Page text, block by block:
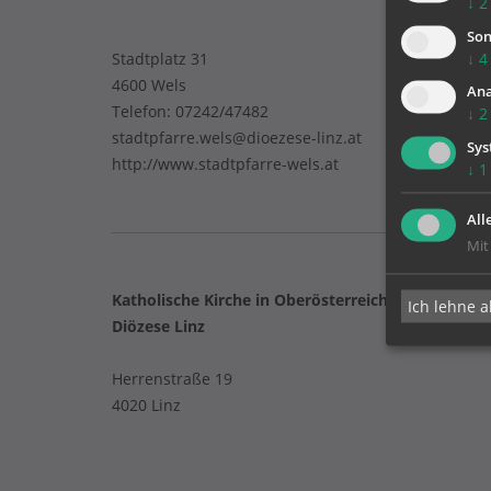
Stadtplatz 31
4600 Wels
Telefon: 07242/47482
stadtpfarre.wels@dioezese-linz.at
http://www.stadtpfarre-wels.at
Katholische Kirche in Oberösterreich
Diözese Linz
Herrenstraße 19
4020 Linz
↓ 4
↓ 2
↓ 1
Mit
Ich lehne